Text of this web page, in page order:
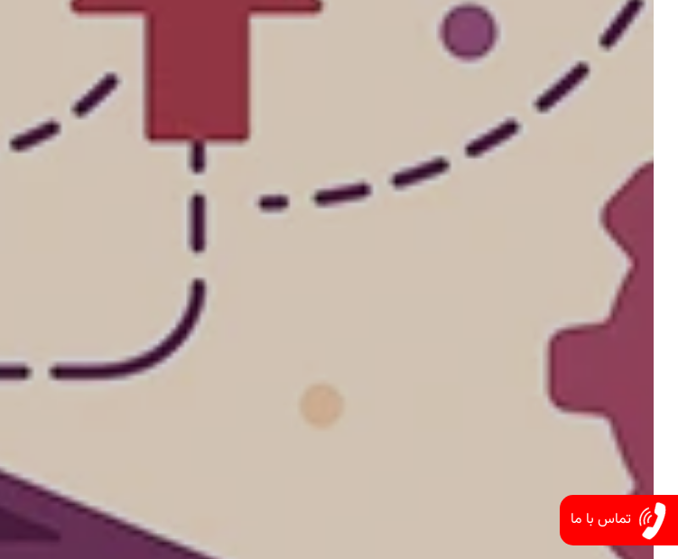
تماس با ما